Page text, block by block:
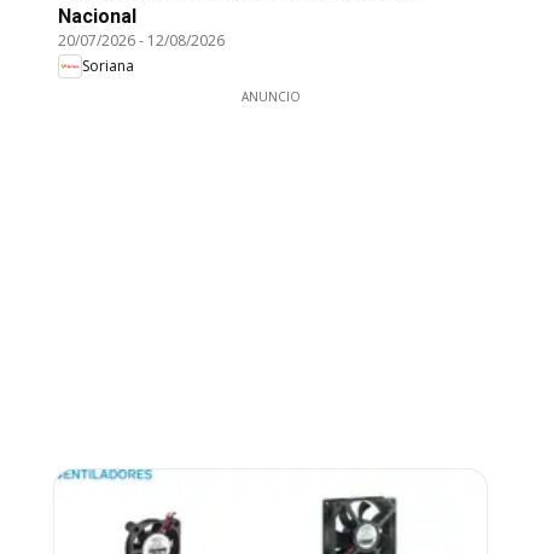
Nacional
20/07/2026- 12/08/2026
Soriana
ANUNCIO